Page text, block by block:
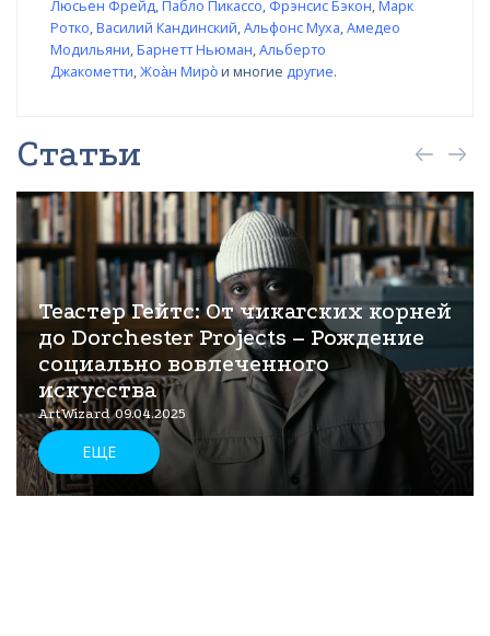
Люсьен Фрейд,Пабло Пикассо, Фрэнсис Бэкон,Марк
Ротко,Василий Кандинский,Альфонс Муха,Амедео
Модильяни,Барнетт Ньюман,Альберто
Джакометти,Жоа̀н Миро̀и многие другие.
Статьи
Теастер Гейтс: От чикагских корней
до Dorchester Projects – Рождение
социально вовлеченного
искусства
ArtWizard 09.04.2025
ЕЩЕ